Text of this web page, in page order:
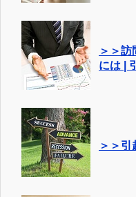
＞＞
には |
＞＞